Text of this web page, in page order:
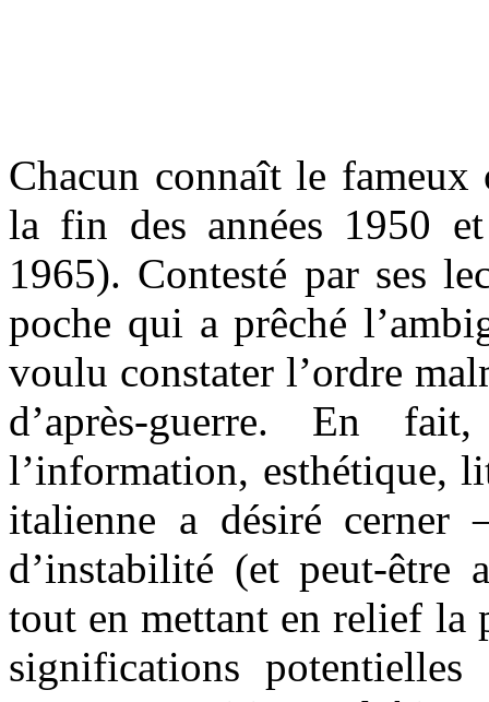
Chacun connaît le fameux
la fin des années 1950
1965). Contesté par ses
poche qui a prêché
voulu constater l’ordre
d’après-guerre. En
l’information, esthétique,
italienne a désiré cerner
d’instabilité (et peut-être
tout en mettant en relief la
significations